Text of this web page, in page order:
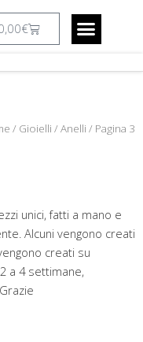
€Carrello
/ Gioielli /Anelli / Pagina 3
unici, fatti a mano e
Alcuni vengono creati
creati su
a 4 settimane,